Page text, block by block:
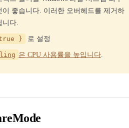
이 좋습니다. 이러한 오버헤드를 제거하
니다.
} 로 설정
은 CPU 사용률을 높입니다.